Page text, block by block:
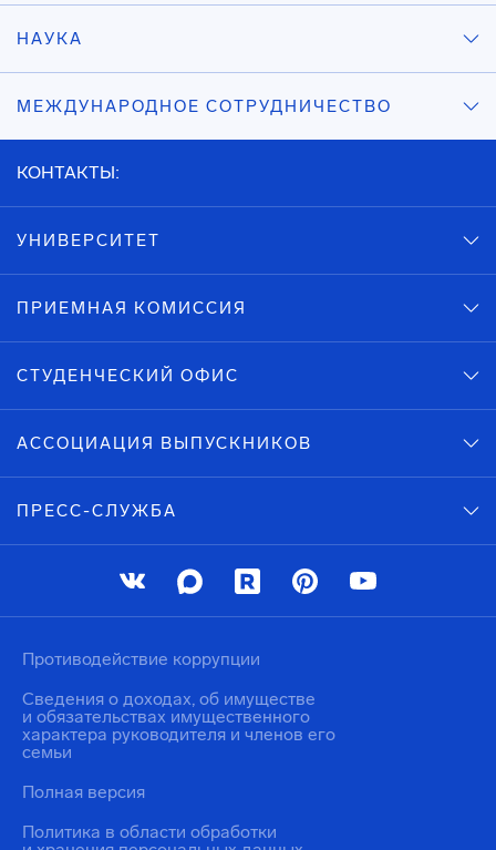
НАУКА
МЕЖДУНАРОДНОЕ СОТРУДНИЧЕСТВО
КОНТАКТЫ:
УНИВЕРСИТЕТ
ПРИЕМНАЯ КОМИССИЯ
СТУДЕНЧЕСКИЙ ОФИС
АССОЦИАЦИЯ ВЫПУСКНИКОВ
ПРЕСС-СЛУЖБА
Политика в области обработки
Противодействие коррупции
Сведения о доходах, об имуществе
и обязательствах имущественного
характера руководителя и членов его
семьи
Полная версия